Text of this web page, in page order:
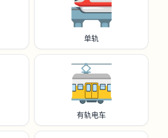
单轨
🚋
有轨电车